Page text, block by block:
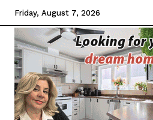
Friday, August 7, 2026